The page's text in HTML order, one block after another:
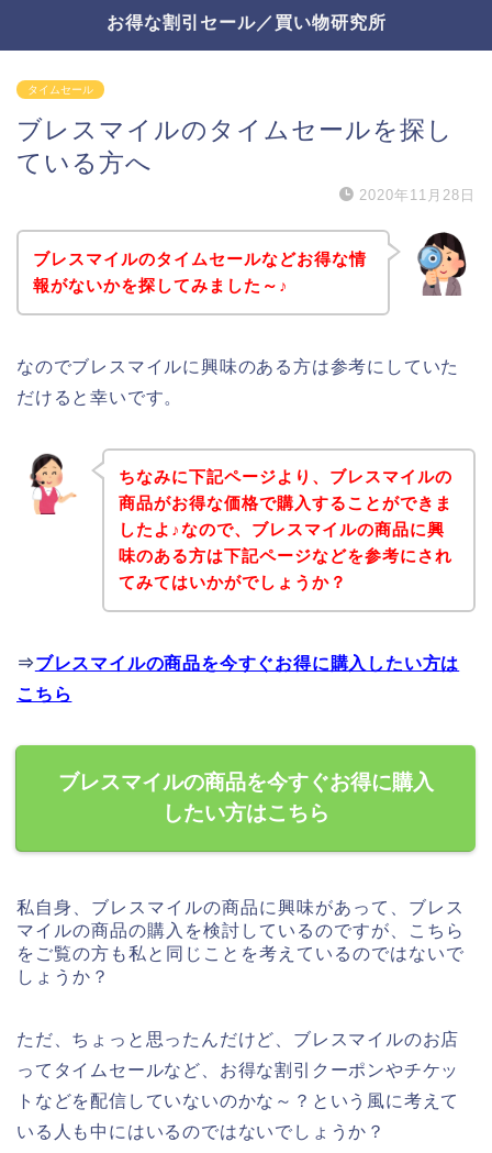
お得な割引セール／買い物研究所
タイムセール
ブレスマイルのタイムセールを探し
ている方へ
2020年11月28日
ブレスマイルのタイムセールなどお得な情
報がないかを探してみました～♪
なのでブレスマイルに興味のある方は参考にしていた
だけると幸いです。
ちなみに下記ページより、ブレスマイルの
商品がお得な価格で購入することができま
したよ♪なので、ブレスマイルの商品に興
味のある方は下記ページなどを参考にされ
てみてはいかがでしょうか？
⇒ブレスマイルの商品を今すぐお得に購入したい方は
こちら
ブレスマイルの商品を今すぐお得に購入
したい方はこちら
私自身、ブレスマイルの商品に興味があって、ブレス
マイルの商品の購入を検討しているのですが、こちら
をご覧の方も私と同じことを考えているのではないで
しょうか？
ただ、ちょっと思ったんだけど、ブレスマイルのお店
ってタイムセールなど、お得な割引クーポンやチケッ
トなどを配信していないのかな～？という風に考えて
いる人も中にはいるのではないでしょうか？